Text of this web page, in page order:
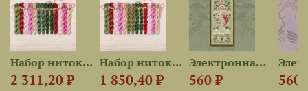
Набор ниток OwlForest для...
2 311,20 ₽
Набор ниток OwlForest для...
1 850,40 ₽
Электронная схема «Садовые...
560 ₽ 560